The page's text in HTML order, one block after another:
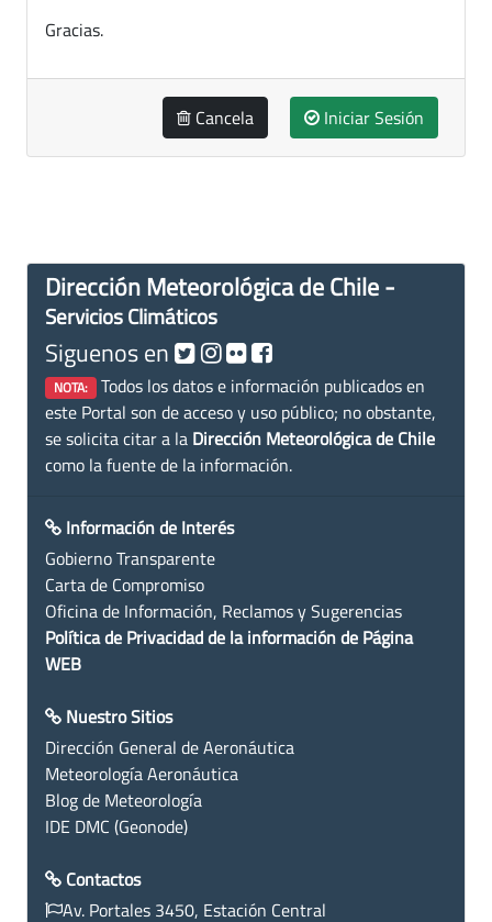
Gracias.
Cancela Iniciar Sesión
Dirección Meteorológica de Chile -
Servicios Climáticos
Siguenos en
NOTA: Todos los datos e información publicados en
este Portal son de acceso y uso público; no obstante,
se solicita citar a la Dirección Meteorológica de Chile
como la fuente de la información.
Información de Interés
Gobierno Transparente
Carta de Compromiso
Oficina de Información, Reclamos y Sugerencias
Política de Privacidad de la información de Página
WEB
Nuestro Sitios
Dirección General de Aeronáutica
Meteorología Aeronáutica
Blog de Meteorología
IDE DMC (Geonode)
Contactos
Av. Portales 3450, Estación Central